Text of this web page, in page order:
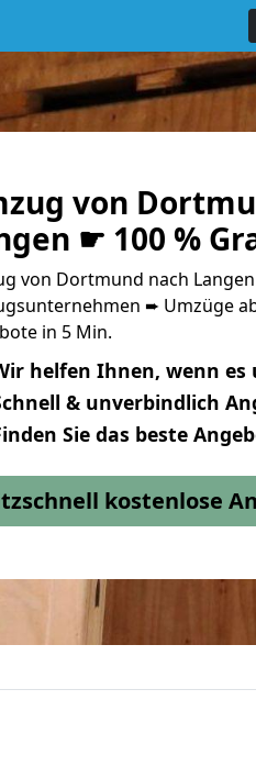
von
☛ 100 %
von Dortmund nach Langen
➨ Umzüge
in 5 Min.
helfen Ihnen, wenn
& unverbindlich
Sie das beste
kostenlose